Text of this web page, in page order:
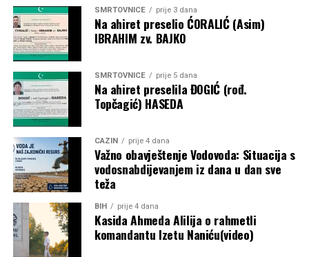
historijskog Mundijala 2030., koji će biti održan na tri
kontinenta i u šest država.
Share
Share
Tweet Share
SMRTOVNICE prije 3 dana
Na ahiret preselio ĆORALIĆ (Asim)
IBRAHIM zv. BAJKO
SMRTOVNICE prije 5 dana
Na ahiret preselila ĐOGIĆ (rođ.
Topčagić) HASEDA
CAZIN prije 4 dana
Važno obavještenje Vodovoda: Situacija s
vodosnabdijevanjem iz dana u dan sve
teža
BIH prije 4 dana
Kasida Ahmeda Alilija o rahmetli
komandantu Izetu Naniću(video)